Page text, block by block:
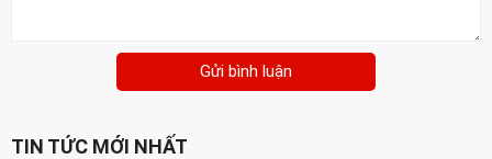
Gửi bình luận
TIN TỨC MỚI NHẤT